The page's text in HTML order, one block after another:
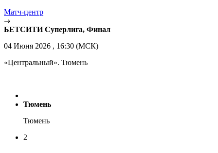
Матч-центр
БЕТСИТИ Суперлига, Финал
04 Июня 2026 , 16:30 (МСК)
«Центральный». Тюмень
Тюмень
Тюмень
2